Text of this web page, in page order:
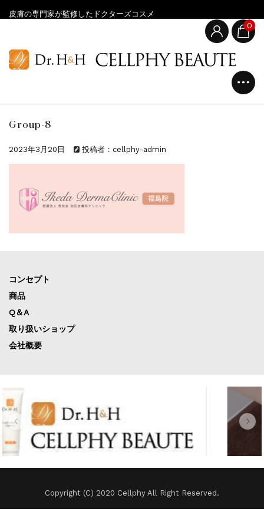
皮膚の専門家が監修したドクターズコスメ
0
Group-8
2023年3月20日 投稿者：cellphy-admin
コンセプト
商品
Q＆A
取り扱いショップ
会社概要
Copyright (C) 2020 Cellphy All Right Reserved.